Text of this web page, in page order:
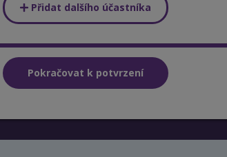
Přidat dalšího účastníka